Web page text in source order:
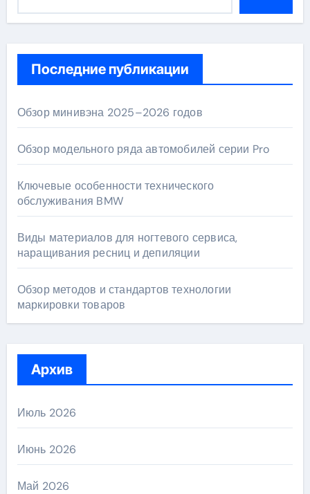
Последние публикации
Обзор минивэна 2025–2026 годов
Обзор модельного ряда автомобилей серии Pro
Ключевые особенности технического
обслуживания BMW
Виды материалов для ногтевого сервиса,
наращивания ресниц и депиляции
Обзор методов и стандартов технологии
маркировки товаров
Архив
Июль 2026
Июнь 2026
Май 2026